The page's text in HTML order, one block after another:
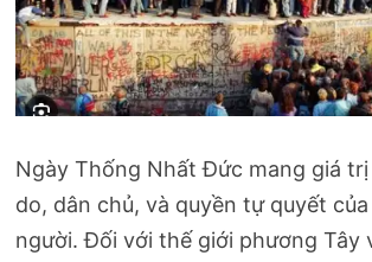
Ngày Thống Nhất Đức mang giá
do, dân chủ, và quyền tự quyết
người. Đối với thế giới phương Tây